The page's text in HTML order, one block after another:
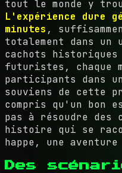
tout le monde y
L'expérience dure
minutes ,
totalement dans
cachots historiques
futuristes, chaque
participants dans
souviens de cette
compris qu'un bon
pas à résoudre des
histoire qui se
happe, une
Des